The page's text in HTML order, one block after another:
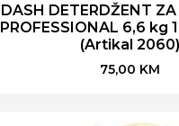
DASH DETERDŽENT ZA
PROFESSIONAL 6,6 kg
(Artikal 2060)
75,00 KM